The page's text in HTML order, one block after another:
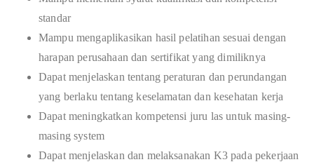
standar
Mampu mengaplikasikan hasil pelatihan sesuai dengan
harapan perusahaan dan sertifikat yang dimiliknya
Dapat menjelaskan tentang peraturan dan perundangan
yang berlaku tentang keselamatan dan kesehatan kerja
Dapat meningkatkan kompetensi juru las untuk masing-
masing system
Dapat menjelaskan dan melaksanakan K3 pada pekerjaan